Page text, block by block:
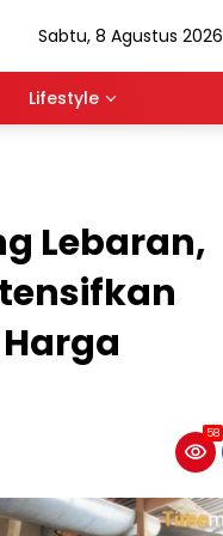
Sabtu, 8 Agustus 2026
Lifestyle
Lebaran,
58